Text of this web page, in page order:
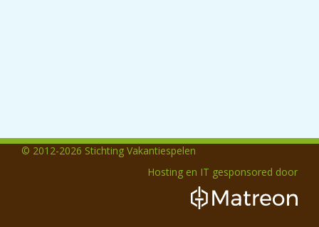
© 2012-2026 Stichting Vakantiespelen
Hosting en IT gesponsored door